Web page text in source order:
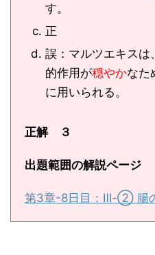
す。
正
誤：マルツエキスは
的作用が穏やかなた
に用いられる。
正解 ３
出題範囲の解説ページ
第3章-8日目：Ⅲ-② 腸